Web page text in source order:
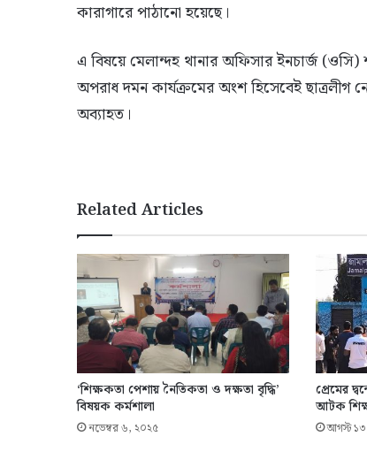
কারাগারে পাঠানো হয়েছে।
এ বিষয়ে মেলান্দহ থানার অফিসার ইনচার্জ
অপরাধ দমন কার্যক্রমের অংশ হিসেবেই ছাত্রলীগ
অব্যাহত।
Related Articles
‘শিক্ষকতা পেশায় নৈতিকতা ও দক্ষতা বৃদ্ধি’
বিষয়ক কর্মশালা
নভেম্বর ৬, ২০২৫
প্রেমের
আটক
আগস্ট